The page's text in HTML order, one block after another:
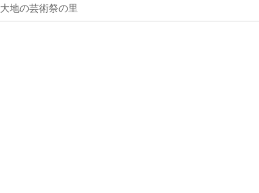
大地の芸術祭の里